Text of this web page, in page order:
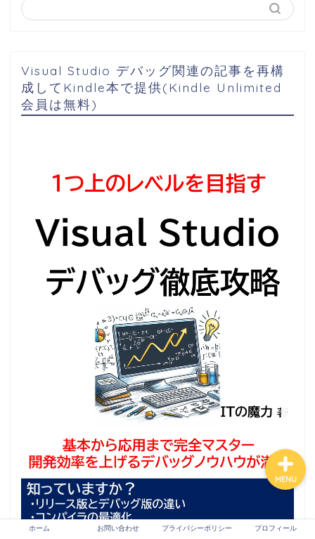
Visual Studio デバッグ関連の記事を再構
成してKindle本で提供(Kindle Unlimited
会員は無料)
ホーム お問い合わせ プライバシーポリシー プロフィール
MENU
Tech
VPS
生成AI
プロフィール
お問い合わせ